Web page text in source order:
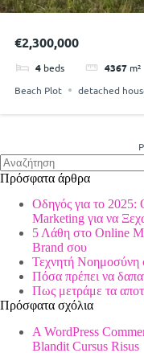
€2,300,000
4 beds 4367 m²
Beach Plot
detached
No
Πρόσφατα άρθρα
Οδηγός για το 2025:
Marketing για να
5 Λάθη στο Online
Brand σου
Τεχνητή
Πόσα πρέπει να
Πως μετράμε τα
Πρόσφατα σχόλια
A WordPress
Blandit Cursus Risus